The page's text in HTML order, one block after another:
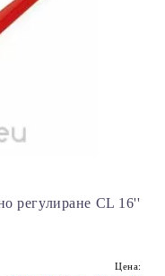
регулиране CL 16''
Цена: